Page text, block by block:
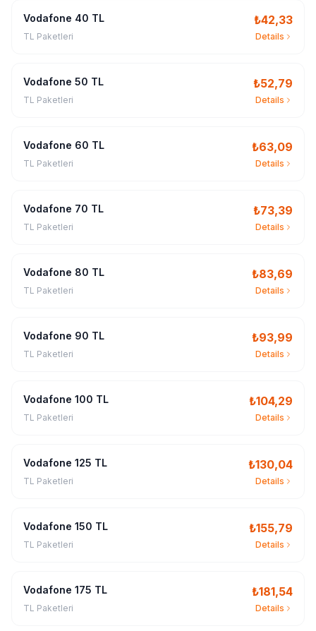
Vodafone 40 TL ₺42,33
TL Paketleri Details
Vodafone 50 TL ₺52,79
TL Paketleri Details
Vodafone 60 TL ₺63,09
TL Paketleri Details
Vodafone 70 TL ₺73,39
TL Paketleri Details
Vodafone 80 TL ₺83,69
TL Paketleri Details
Vodafone 90 TL ₺93,99
TL Paketleri Details
Vodafone 100 TL ₺104,29
TL Paketleri Details
Vodafone 125 TL ₺130,04
TL Paketleri Details
Vodafone 150 TL ₺155,79
TL Paketleri Details
Vodafone 175 TL ₺181,54
TL Paketleri Details